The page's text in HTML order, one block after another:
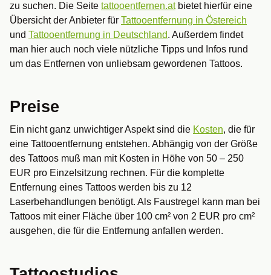
zu suchen. Die Seite tattooentfernen.atbietet hierfür eine
Übersicht der Anbieter für Tattooentfernung in Östereich
und Tattooentfernung in Deutschland. Außerdem findet
man hier auch noch viele nützliche Tipps und Infos rund
um das Entfernen von unliebsam gewordenen Tattoos.
Preise
Ein nicht ganz unwichtiger Aspekt sind die Kosten, die für
eine Tattooentfernung entstehen. Abhängig von der Größe
des Tattoos muß man mit Kosten in Höhe von 50 – 250
EUR pro Einzelsitzung rechnen. Für die komplette
Entfernung eines Tattoos werden bis zu 12
Laserbehandlungen benötigt. Als Faustregel kann man bei
Tattoos mit einer Fläche über 100 cm² von 2 EUR pro cm²
ausgehen, die für die Entfernung anfallen werden.